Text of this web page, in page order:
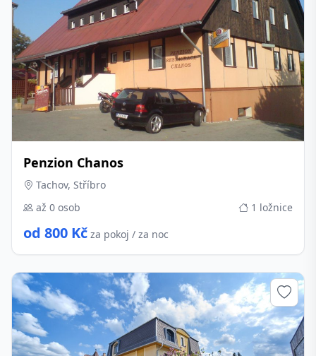
Penzion Chanos
Tachov, Stříbro
až 0 osob
1 ložnice
od 800 Kč za pokoj / za noc